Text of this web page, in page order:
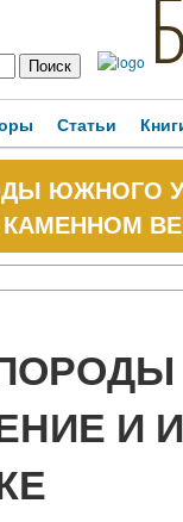
Статьи
ЮЖНОГО
И